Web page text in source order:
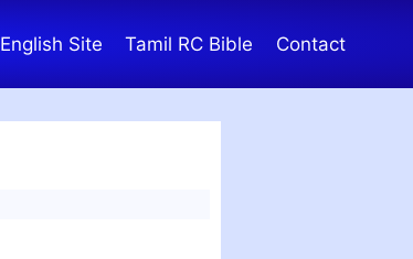
English Site Tamil RC Bible Contact